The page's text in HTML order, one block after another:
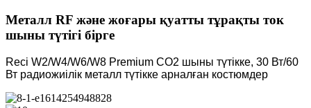
Металл RF және жоғары қуатты тұрақты ток
шыны түтігі бірге
Reci W2/W4/W6/W8 Premium CO2 шыны түтікке, 30 Вт/60
Вт радиожиілік металл түтікке арналған костюмдер